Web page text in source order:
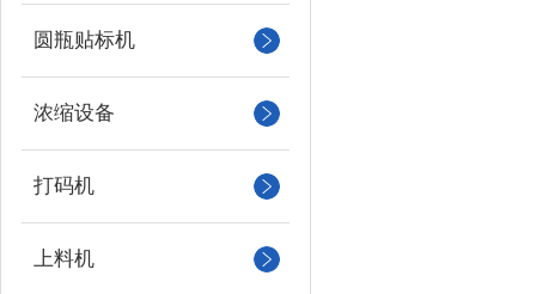
圆瓶贴标机
浓缩设备
打码机
上料机